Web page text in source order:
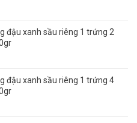
đậu xanh sầu riêng 1 trứng 2
đậu xanh sầu riêng 1 trứng 4